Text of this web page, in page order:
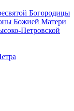
Богородицы
Божией Матери
Петровской